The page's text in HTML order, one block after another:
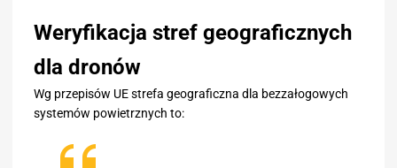
Weryfikacja stref geograficznych
dla dronów
Wg przepisów UE strefa geograficzna dla bezzałogowych
systemów powietrznych to: